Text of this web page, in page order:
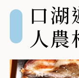
口
人農